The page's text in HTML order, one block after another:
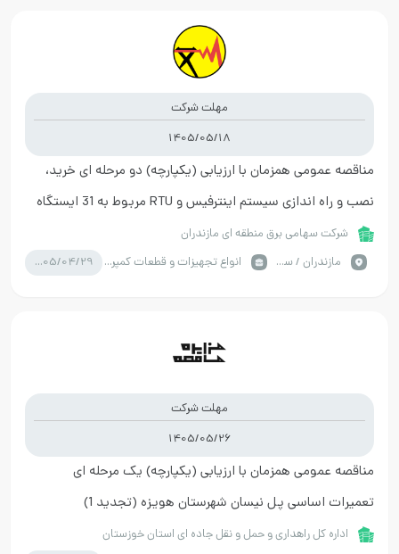
مهلت شرکت
1405/05/18
مناقصه عمومی همزمان با ارزیابی (یکپارچه) دو مرحله ای خرید،
نصب و راه اندازی سیستم اینترفیس و RTU مربوط به 31 ایستگاه
شرکت سهامی برق منطقه ای مازندران
مازندران / ساری
انواع تجهیزات و قطعات کمپرسور 1405/04/29
مهلت شرکت
1405/05/26
مناقصه عمومی همزمان با ارزیابی (یکپارچه) یک مرحله ای
تعمیرات اساسی پل نیسان شهرستان هویزه (تجدید 1)
اداره کل راهداری و حمل و نقل جاده ای استان خوزستان